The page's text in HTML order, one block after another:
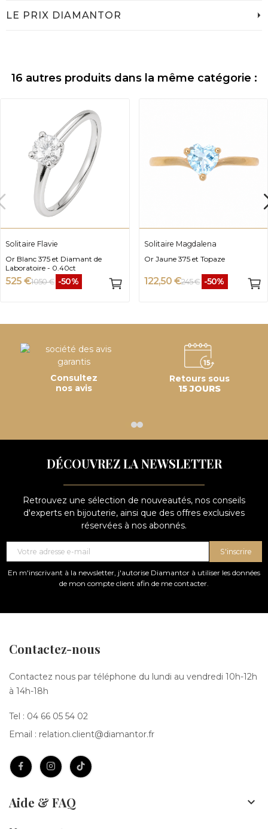
LE PRIX DIAMANTOR
16 autres produits dans la même catégorie :
Solitaire Flavie
Or Blanc 375 et Diamant de
Laboratoire - 0.40ct
525 €1 050 € -50%
Solitaire Magdalena
Or Jaune 375 et Topaze
122,50 €245 € -50%
Consultez
nos avis
Retours sous
15 JOURS
DÉCOUVREZ LA NEWSLETTER
Retrouvez une sélection de nouveautés, nos conseils
d'experts en bijouterie, ainsi que des offres exclusives
réservées à nos abonnés.
S'inscrire
En m'inscrivant à la newsletter, j'autorise Diamantor à utiliser les données
de mon compte client afin de me contacter.
Contactez-nous
Contactez nous par téléphone du lundi au vendredi 10h-12h
à 14h-18h
Tel : 04 66 05 54 02
Email : relation.client@diamantor.fr
Aide & FAQ 